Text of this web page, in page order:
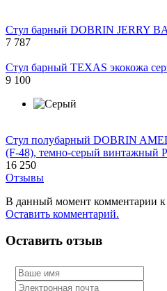
Стул барный DOBRIN JERRY
7 787
Стул барный TEXAS экокожа
9 100
Стул полубарный DOBRIN
(F-48), темно-серый винтажный
16 250
Отзывы
В данный момент комментарии к
Оставить комментарий.
Оставить отзыв